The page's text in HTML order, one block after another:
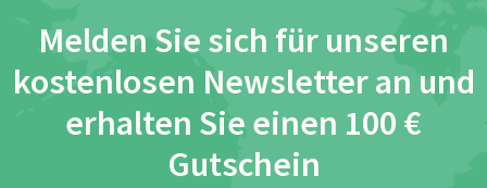
Melden Sie sich für unseren
kostenlosen Newsletter an und
erhalten Sie einen 100 €
Gutschein